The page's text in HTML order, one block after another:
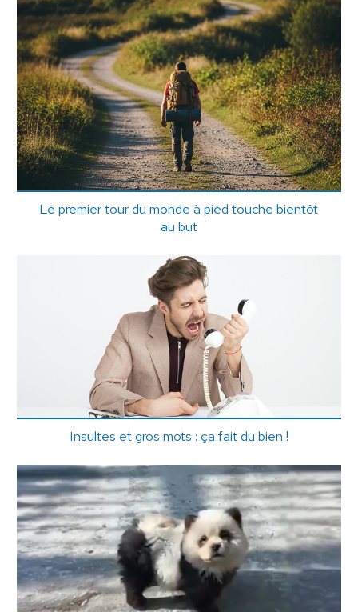
Le premier tour du monde à pied touche bientôt
au but
Insultes et gros mots : ça fait du bien !